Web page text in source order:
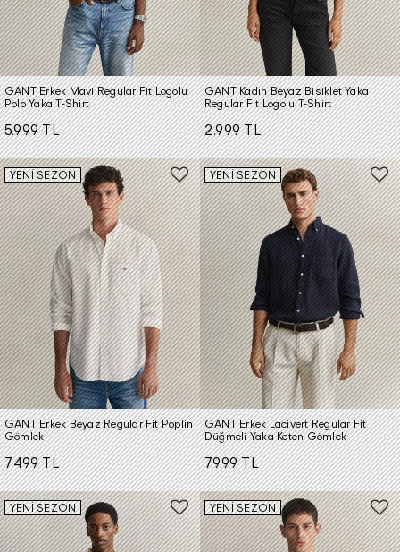
GANT Erkek Mavi Regular Fit Logolu
Polo Yaka T-Shirt
5.999 TL
GANT Kadın Beyaz Bisiklet Yaka
Regular Fit Logolu T-Shirt
2.999 TL
YENİ SEZON
GANT Erkek Beyaz Regular Fit Poplin
Gömlek
7.499 TL
YENİ SEZON
GANT Erkek Lacivert Regular Fit
Düğmeli Yaka Keten Gömlek
7.999 TL
YENİ SEZON YENİ SEZON